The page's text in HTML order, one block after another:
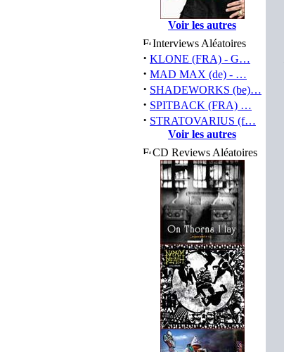
Voir les autres
Interviews Aléatoires
· KLONE (FRA) - G…
· MAD MAX (de) - …
· SHADEWORKS (be)…
· SPITBACK (FRA) …
· STRATOVARIUS (f…
Voir les autres
CD Reviews Aléatoires